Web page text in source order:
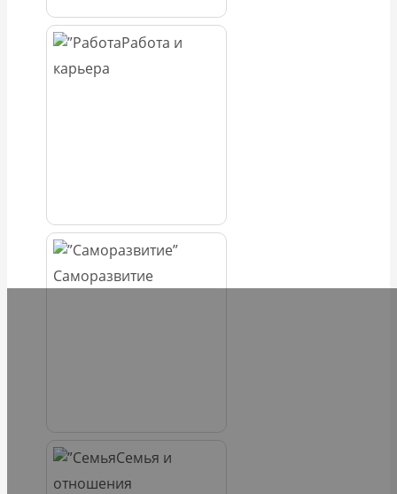
Работа и
карьера
Саморазвитие
Семья и
отношения